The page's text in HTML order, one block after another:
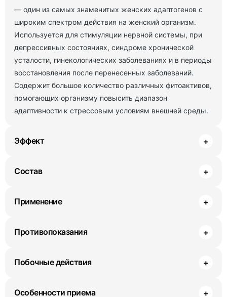
— один из самых знаменитых женских адаптогенов с
широким спектром действия на женский организм.
Используется для стимуляции нервной системы, при
депрессивных состояниях, синдроме хронической
усталости, гинекологических заболеваниях и в периоды
восстановления после перенесенных заболеваний.
Содержит большое количество различных фитоактивов,
помогающих организму повысить диапазон
адаптивности к стрессовым условиям внешней среды.
Эффект +
Состав +
Применение +
Противопоказания +
Побочные действия +
Особенности приема +